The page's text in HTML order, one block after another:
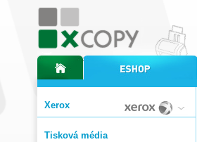
Xerox
Tisková média
úvodní stránka xcopyinternetový obchod xcopy